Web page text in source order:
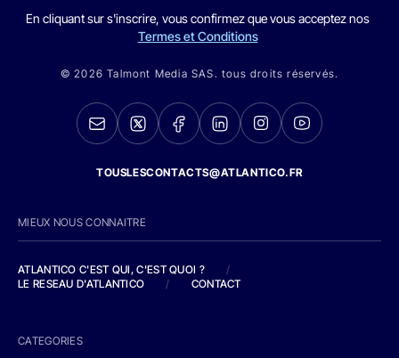
En cliquant sur s'inscrire, vous confirmez que vous acceptez nos
Termes et Conditions
© 2026 Talmont Media SAS. tous droits réservés.
TOUSLESCONTACTS@ATLANTICO.FR
MIEUX NOUS CONNAITRE
ATLANTICO C'EST QUI, C'EST QUOI ?
/
LE RESEAU D'ATLANTICO
/ CONTACT
CATEGORIES